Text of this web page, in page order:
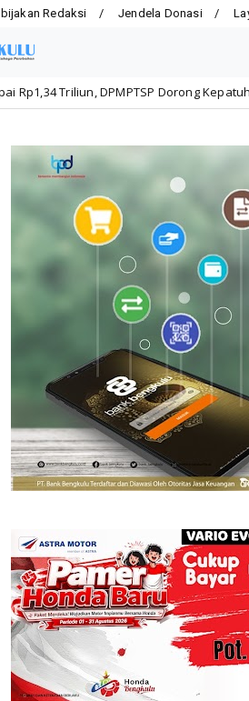
Redaksi Jendela Donasi
Dorong Kepatuhan Pelaku Usaha